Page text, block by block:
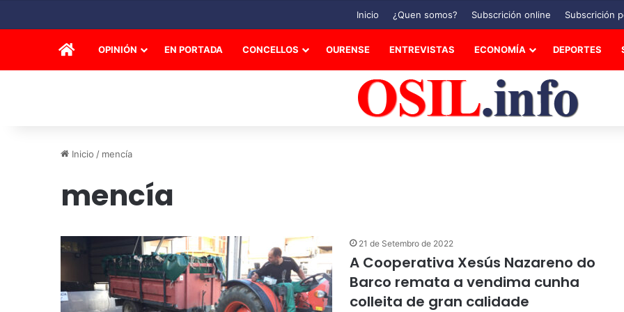
Inicio ¿Quen somos? Subscrición online Subscrición
INICIOOPINIÓN EN PORTADA CONCELLOS OURENSE ENTREVISTAS ECONOMÍA DEPORTES
Inicio / mencía
mencía
21 de Setembro de 2022
A Cooperativa Xesús Nazareno do
Barco remata a vendima cunha
colleita de gran calidade